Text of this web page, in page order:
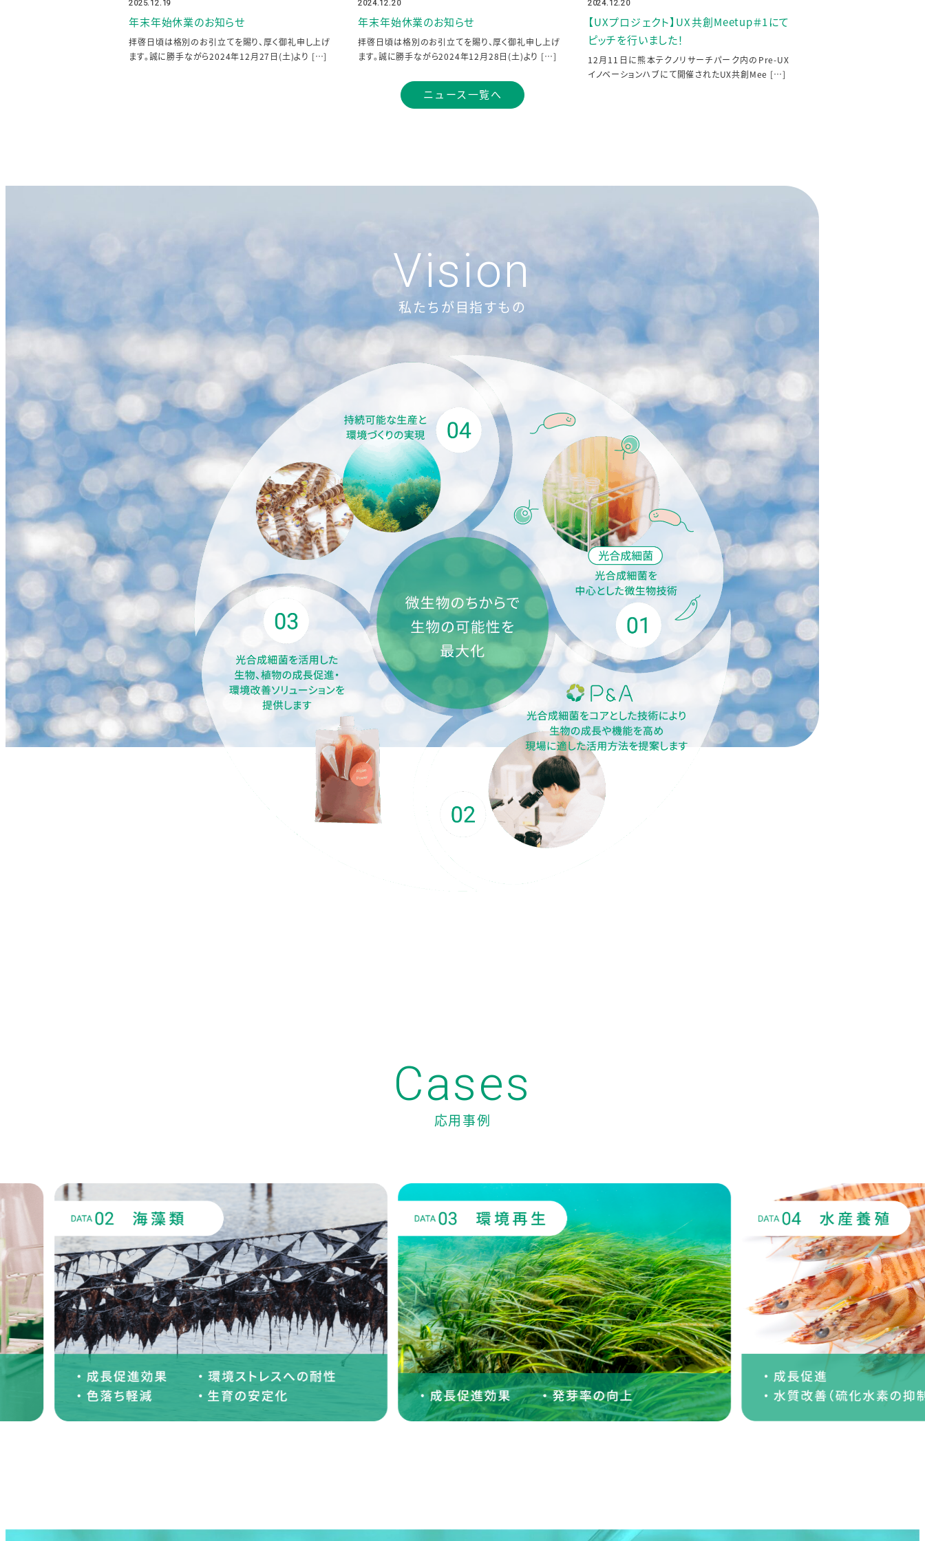
年末年始休業のお知らせ
拝啓日頃は格別のお引立てを賜り、厚く御礼申し上げ
ます。誠に勝手ながら2024年12月27日(土)より […]
投稿日
2025.12.19
年末年始休業のお知らせ
拝啓日頃は格別のお引立てを賜り、厚く御礼申し上げ
ます。誠に勝手ながら2024年12月28日(土)より […]
投稿日
2024.12.20
【UXプロジェクト】UX共創Meetup＃1にて
ピッチを行いました！
12月11日に熊本テクノリサーチパーク内のPre-UX
イノベーションハブにて開催されたUX共創Mee […]
投稿日
2024.12.20
ニュース一覧へ
Vision
私たちが目指すもの
Cases
応用事例